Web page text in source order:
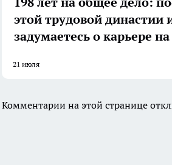
этой трудовой династии
задумаетесь о карьере на
21 июля
Комментарии на этой странице